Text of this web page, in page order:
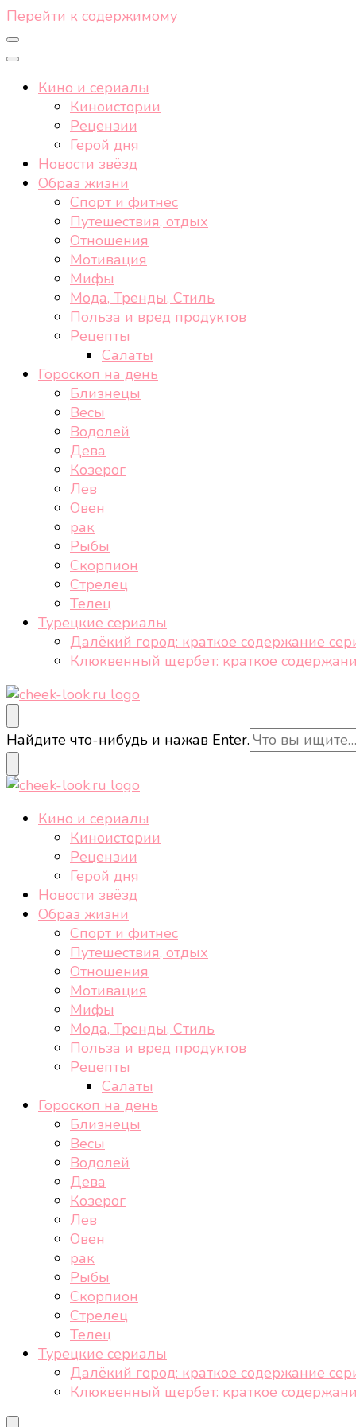
Перейти к содержимому
Кино и сериалы
Киноистории
Рецензии
Герой дня
Новости звёзд
Образ жизни
Спорт и фитнес
Путешествия, отдых
Отношения
Мотивация
Мифы
Мода, Тренды, Стиль
Польза и вред продуктов
Рецепты
Салаты
Гороскоп на день
Близнецы
Весы
Водолей
Дева
Козерог
Лев
Овен
рак
Рыбы
Скорпион
Стрелец
Телец
Турецкие сериалы
Далёкий город: краткое содержание
Клюквенный щербет: краткое
cheek-look.ru
Женский сайт о звездах и кино, а также трендах,
Ищите
что-
то?
Найдите что-нибудь и нажав Enter.
cheek-look.ru
Женский сайт о звездах и кино, а также трендах,
Кино и сериалы
Киноистории
Рецензии
Герой дня
Новости звёзд
Образ жизни
Спорт и фитнес
Путешествия, отдых
Отношения
Мотивация
Мифы
Мода, Тренды, Стиль
Польза и вред продуктов
Рецепты
Салаты
Гороскоп на день
Близнецы
Весы
Водолей
Дева
Козерог
Лев
Овен
рак
Рыбы
Скорпион
Стрелец
Телец
Турецкие сериалы
Далёкий город: краткое содержание
Клюквенный щербет: краткое